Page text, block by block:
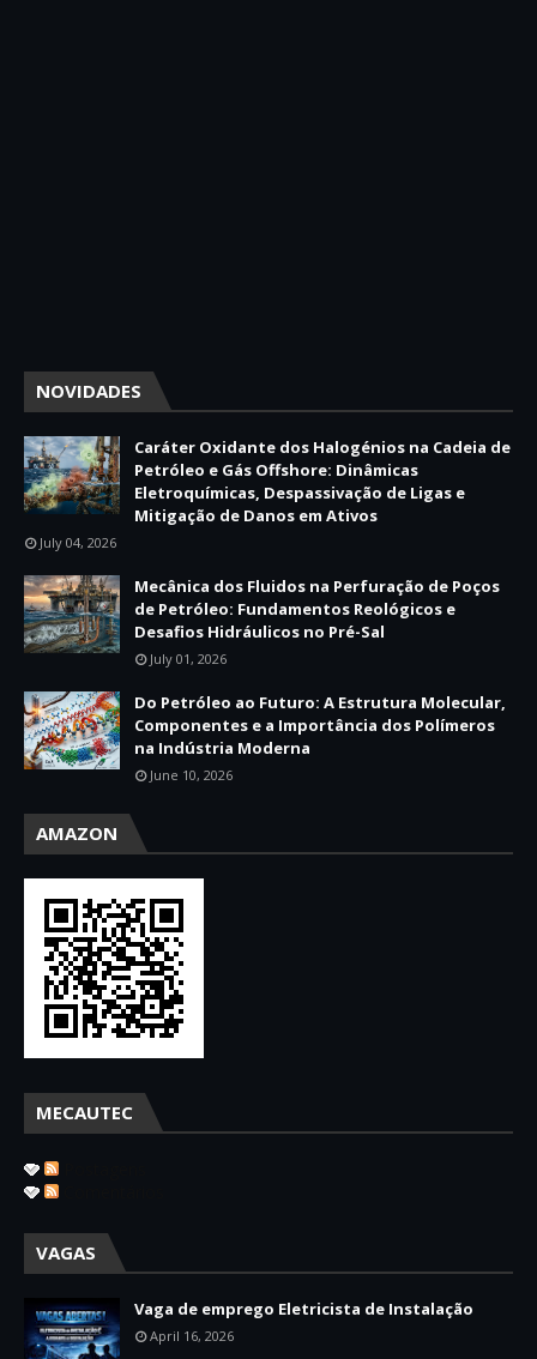
NOVIDADES
Caráter Oxidante dos Halogénios na Cadeia de
Petróleo e Gás Offshore: Dinâmicas
Eletroquímicas, Despassivação de Ligas e
Mitigação de Danos em Ativos
July 04, 2026
Mecânica dos Fluidos na Perfuração de Poços
de Petróleo: Fundamentos Reológicos e
Desafios Hidráulicos no Pré-Sal
July 01, 2026
Do Petróleo ao Futuro: A Estrutura Molecular,
Componentes e a Importância dos Polímeros
na Indústria Moderna
June 10, 2026
AMAZON
MECAUTEC
VAGAS
Vaga de emprego Eletricista de Instalação
April 16, 2026